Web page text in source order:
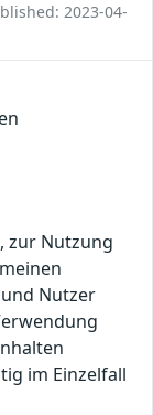
2023-04-
zur Nutzung
Nutzer
im Einzelfall